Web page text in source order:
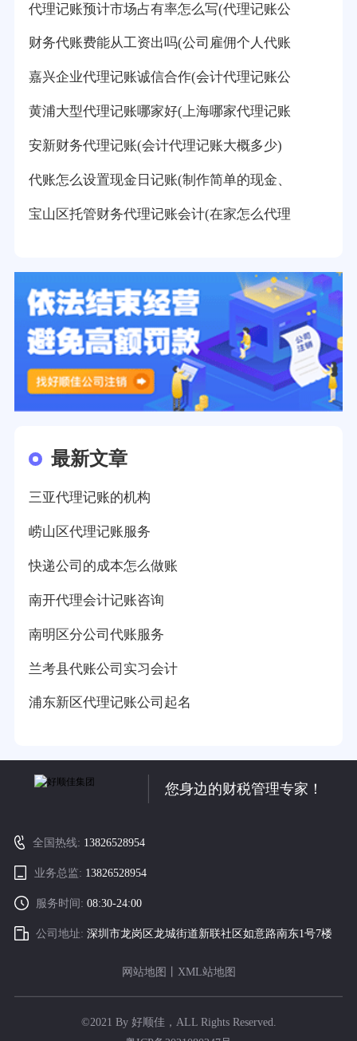
代理记账预计市场占有率怎么写(代理记账公
财务代账费能从工资出吗(公司雇佣个人代账
嘉兴企业代理记账诚信合作(会计代理记账公
黄浦大型代理记账哪家好(上海哪家代理记账
安新财务代理记账(会计代理记账大概多少)
代账怎么设置现金日记账(制作简单的现金、
宝山区托管财务代理记账会计(在家怎么代理
最新文章
三亚代理记账的机构
崂山区代理记账服务
快递公司的成本怎么做账
南开代理会计记账咨询
南明区分公司代账服务
兰考县代账公司实习会计
浦东新区代理记账公司起名
您身边的财税管理专家！
全国热线: 13826528954
业务总监: 13826528954
服务时间:08:30-24:00
公司地址:深圳市龙岗区龙城街道新联社区如意路南东1号7楼
网站地图 XML站地图
©2021 By 好顺佳，ALL Rights Reserved.